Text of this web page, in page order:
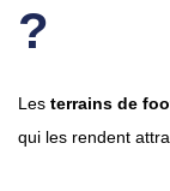
?
Les terrains de
qui les rendent